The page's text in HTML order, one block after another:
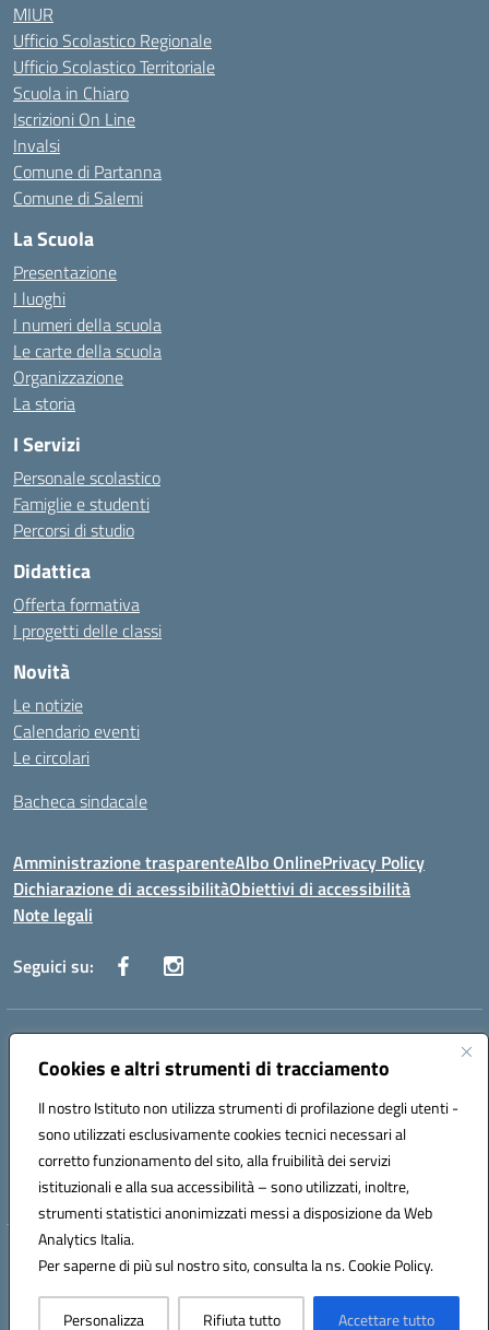
Cookies e altri strumenti di tracciamento
Il nostro Istituto non utilizza strumenti di profilazione degli utenti -
sono utilizzati esclusivamente cookies tecnici necessari al
corretto funzionamento del sito, alla fruibilità dei servizi
istituzionali e alla sua accessibilità – sono utilizzati, inoltre,
strumenti statistici anonimizzati messi a disposizione da Web
Analytics Italia.
Per saperne di più sul nostro sito, consulta la ns. Cookie Policy.
Personalizza Rifiuta tutto Accettare tutto
MIUR
Ufficio Scolastico Regionale
Ufficio Scolastico Territoriale
Scuola in Chiaro
Iscrizioni On Line
Invalsi
Comune di Partanna
Comune di Salemi
La Scuola
Presentazione
I luoghi
I numeri della scuola
Le carte della scuola
Organizzazione
La storia
I Servizi
Personale scolastico
Famiglie e studenti
Percorsi di studio
Didattica
Offerta formativa
I progetti delle classi
Novità
Le notizie
Calendario eventi
Le circolari
Bacheca sindacale
Amministrazione trasparenteAlbo OnlinePrivacy Policy
Dichiarazione di accessibilitàObiettivi di accessibilità
Note legali
Seguici su:
Indirizzo:
Centralino:0924 534873 Salemi - 0924534879 Partanna
Posta elettronica certificata (PEC):tpis002005@pec.istruzione.it
Codice fiscale: 90000320813
Codice meccanografico: TPIS002005
Hosting & Powered by 3D Solution S.r.l.
Concept & Design by Designers Italia